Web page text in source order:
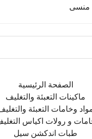
الصفحة الرئيسية
ماكينات التعبئة والتغليف
وخامات التعبئة والتغليف
و رولات اكياس التغليف
طبات اندكشن سيل